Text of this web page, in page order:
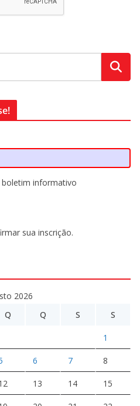
boletim informativo
sua inscrição.
2026
Q Q S S
1
6 7 8
13 14 15